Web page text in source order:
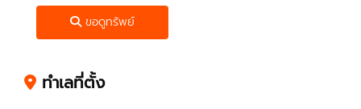
ขอดูทรัพย์
ทำเลที่ตั้ง